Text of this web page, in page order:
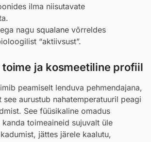
ilma niisutavate
nagu squalane võrreldes
“aktiivsust”.
toime ja kosmeetiline profiil
peamiselt lenduva pehmendajana,
see aurustub nahatemperatuuril peagi
See füüsikaline omadus
toimeaineid sujuvalt üle
jättes järele kaalutu,